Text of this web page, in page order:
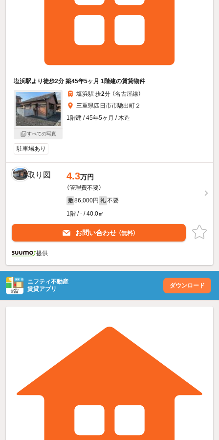
塩浜駅より徒歩2分 築45年5ヶ月 1階建の賃貸物件
すべての写真
塩浜駅 歩2分 （名古屋線）
三重県四日市市馳出町２
1階建 / 45年5ヶ月 / 木造
駐車場あり
4.3万円
（管理費不要）
敷 86,000円 礼 不要
1階 / - / 40.0㎡
お問い合わせ （無料）
提供
ニフティ不動産
賃貸アプリ
ダウンロード